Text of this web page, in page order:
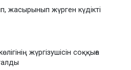
жасырынып жүрген күдікті
жүргізушісін соққыға